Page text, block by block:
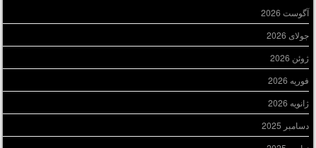
آگوست 2026
جولای 2026
ژوئن 2026
فوریه 2026
ژانویه 2026
دسامبر 2025